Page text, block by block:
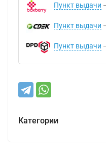
Пункт выдачи
Пункт выдачи
Пункт выдачи
Категории